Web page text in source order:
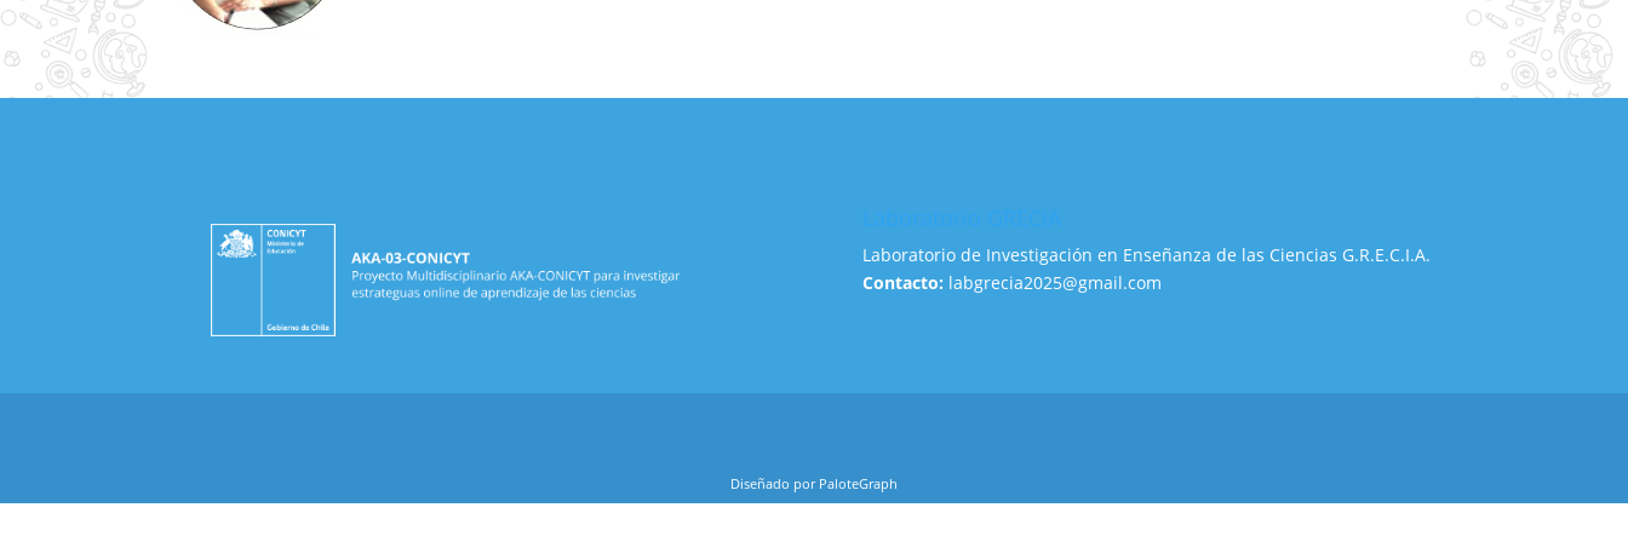
Laboratorio de Investigación en Enseñanza de las Ciencias G.R.E.C.I.A.
Contacto: labgrecia2025@gmail.com
Diseñado por PaloteGraph